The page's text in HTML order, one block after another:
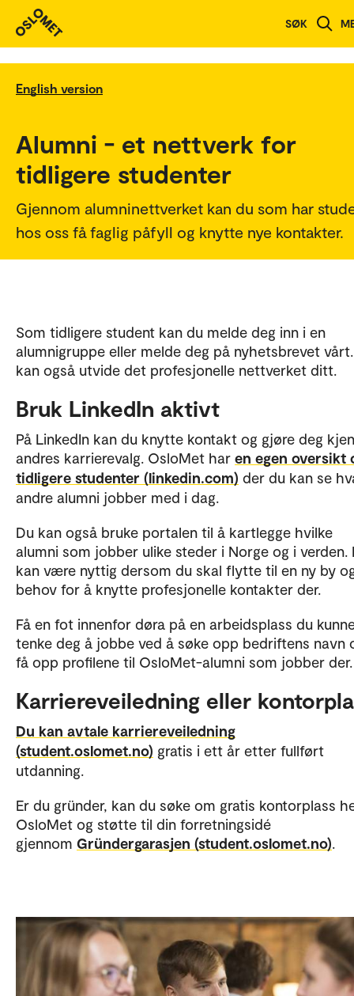
SØK
English version
Alumni - et nettverk for
tidligere studenter
Gjennom alumninettverket kan du som har
hos oss få faglig påfyll og knytte nye kontakter.
Som tidligere student kan du melde deg inn i en
alumnigruppe eller melde deg på nyhetsbrevet
kan også utvide det profesjonelle nettverket ditt.
Bruk LinkedIn aktivt
På LinkedIn kan du knytte kontakt og gjøre deg
andres karrierevalg. OsloMet har en egen oversikt
tidligere studenter (linkedin.com) der du kan se
andre alumni jobber med i dag.
Du kan også bruke portalen til å kartlegge hvilke
alumni som jobber ulike steder i Norge og i verden.
kan være nyttig dersom du skal flytte til en ny by
behov for å knytte profesjonelle kontakter der.
Få en fot innenfor døra på en arbeidsplass du
tenke deg å jobbe ved å søke opp bedriftens navn
få opp profilene til OsloMet-alumni som jobber der.
Karriereveiledning eller
Du kan avtale karriereveiledning
(student.oslomet.no) gratis i ett år etter fullført
utdanning.
Er du gründer, kan du søke om gratis kontorplass
OsloMet og støtte til din forretningsidé
gjennom Gründergarasjen (student.oslomet.no)